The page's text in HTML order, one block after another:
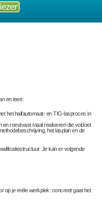
en leert:
het halfautomaat- en TIG-lasproces in
en roestvast staal realiseren die voldoet
het lasplan en de
Je kan er volgende
op je reële werkplek: concreet gaat het